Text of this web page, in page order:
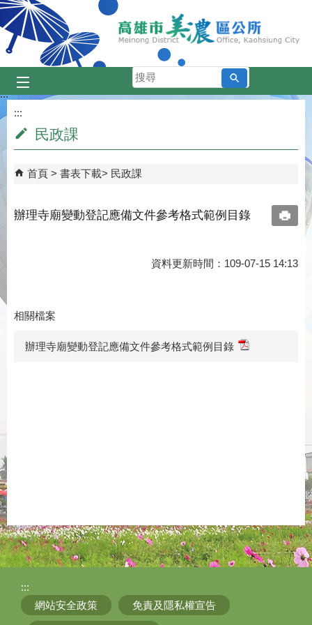
跳到主要內容區塊
搜
尋
:::
:::
民政課
首頁 書表下載 民政課
辦理寺廟變動登記應備文件參考格式範例目錄
資料更新時間：109-07-15 14:13
相關檔案
辦理寺廟變動登記應備文件參考格式範例目錄
:::
網站安全政策
免責及隱私權宣告